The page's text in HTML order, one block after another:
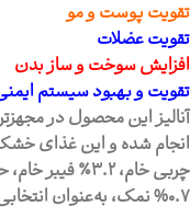
تقویت پوست و مو
تقویت عضلات
افزایش سوخت و ساز بدن
تقویت و بهبود سیستم
آنالیز این محصول در
0.7% نمک، به‌عنوان انتخابی مناسب برای سگ‌های بالغ نژاد بزرگ است.